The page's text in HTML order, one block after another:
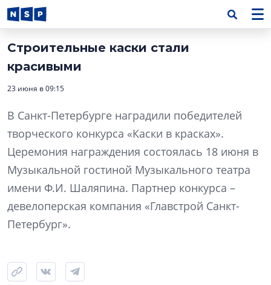
Строительные каски стали
красивыми
23 июня в 09:15
В Санкт-Петербурге наградили победителей
творческого конкурса «Каски в красках».
Церемония награждения состоялась 18 июня в
Музыкальной гостиной Музыкального театра
имени Ф.И. Шаляпина. Партнер конкурса –
девелоперская компания «Главстрой Санкт-
Петербург».